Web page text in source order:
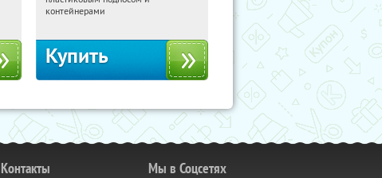
Россия
контейнерами
Купить
Контакты Мы в Соцсетях